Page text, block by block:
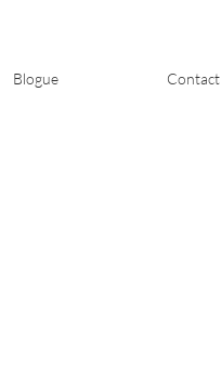
Blogue Contact